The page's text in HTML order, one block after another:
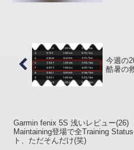
今週の
酷暑の
Garmin fenix 5S 浅いレビュー(26)
Maintaining登場で全Training
ト、ただそんだけ(笑)